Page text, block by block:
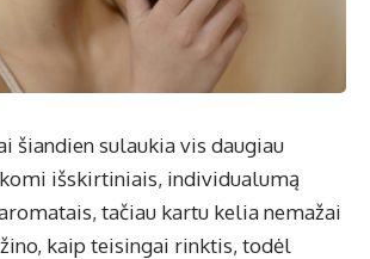
šiandien sulaukia vis daugiau
išskirtiniais, individualumą
tačiau kartu kelia nemažai
kaip teisingai rinktis, todėl